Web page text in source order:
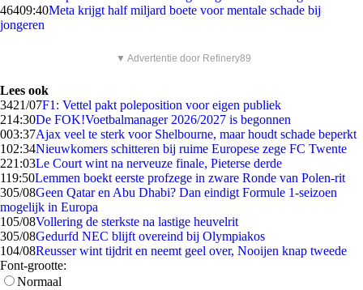
46409:40Meta krijgt half miljard boete voor mentale schade bij
jongeren
▼ Advertentie door Refinery89
Lees ook
3421/07F1: Vettel pakt poleposition voor eigen publiek
214:30De FOK!Voetbalmanager 2026/2027 is begonnen
003:37Ajax veel te sterk voor Shelbourne, maar houdt schade beperkt
102:34Nieuwkomers schitteren bij ruime Europese zege FC Twente
221:03Le Court wint na nerveuze finale, Pieterse derde
119:50Lemmen boekt eerste profzege in zware Ronde van Polen-rit
305/08Geen Qatar en Abu Dhabi? Dan eindigt Formule 1-seizoen
mogelijk in Europa
105/08Vollering de sterkste na lastige heuvelrit
305/08Gedurfd NEC blijft overeind bij Olympiakos
104/08Reusser wint tijdrit en neemt geel over, Nooijen knap tweede
Font-grootte:
Normaal